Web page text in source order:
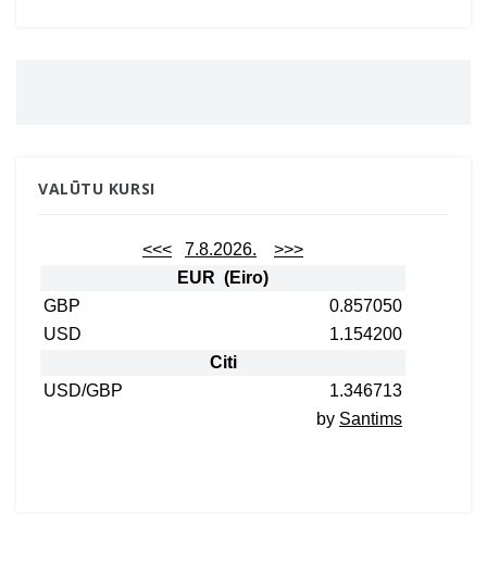
VALŪTU KURSI